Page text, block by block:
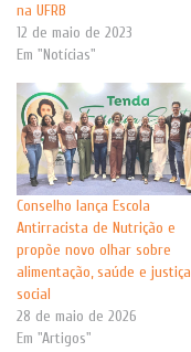
na UFRB
12 de maio de 2023
Em "Notícias"
Conselho lança Escola
Antirracista de Nutrição e
propõe novo olhar sobre
alimentação, saúde e justiça
social
28 de maio de 2026
Em "Artigos"